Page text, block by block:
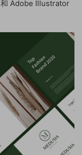
Adob​​e Illustrator